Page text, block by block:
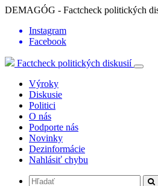
DEMAGÓG - Factcheck politických
Instagram
Facebook
Factcheck politických diskusií
Výroky
Diskusie
Politici
O nás
Podporte nás
Novinky
Dezinformácie
Nahlásiť chybu